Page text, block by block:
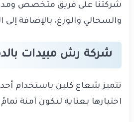
شركتنا على فريق متخصص
والسحالي والوزغ، بالإضافة
شركة رش مبيدات
تتميز شعاع كلين باستخدام
اختيارها بعناية لتكون آمنة